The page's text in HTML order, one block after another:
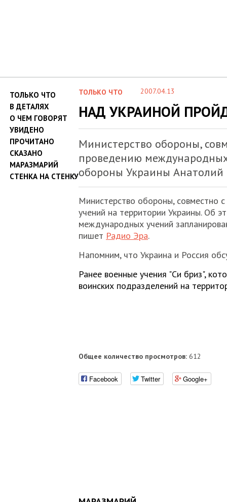
ТОЛЬКО ЧТО
В ДЕТАЛЯХ
О ЧЕМ ГОВОРЯТ
УВИДЕНО
ПРОЧИТАНО
СКАЗАНО
МАРАЗМАРИЙ
СТЕНКА НА СТЕНКУ
ТОЛЬКО ЧТО 2007.04.13
НАД УКРАИНОЙ
Министерство обороны,
проведению
обороны Украины Анатолий
Министерство обороны, совместно
учений на территории Украины. Об
международных учений
пишет Радио Эра.
Напомним, что Украина и Россия
Ранее военные учения "Си бриз",
воинских подразделений на
Общее количество просмотров: 612
Facebook Twitter Google+